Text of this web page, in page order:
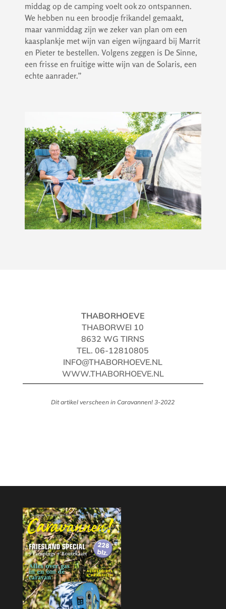
middag op de camping voelt ook zo ontspannen.
We hebben nu een broodje frikandel gemaakt,
maar vanmiddag zijn we zeker van plan om een
kaasplankje met wijn van eigen wijngaard bij Marrit
en Pieter te bestellen. Volgens zeggen is De Sinne,
een frisse en fruitige witte wijn van de Solaris, een
echte aanrader.”
THABORHOEVE
THABORWEI 10
8632 WG TIRNS
TEL. 06-12810805
INFO@THABORHOEVE.NL
WWW.THABORHOEVE.NL
Dit artikel verscheen in Caravannen! 3-2022